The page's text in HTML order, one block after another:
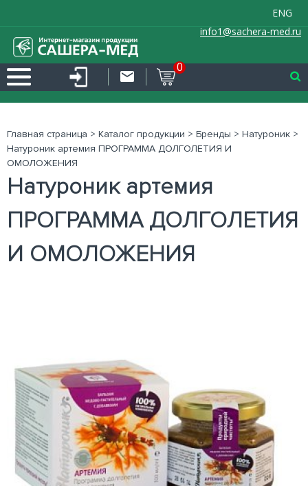
ENG
info1@sachera-med.ru
0
Главная страница > Каталог продукции > Бренды > Натуроник >
Натуроник артемия ПРОГРАММА ДОЛГОЛЕТИЯ И
ОМОЛОЖЕНИЯ
Натуроник артемия
ПРОГРАММА ДОЛГОЛЕТИЯ
И ОМОЛОЖЕНИЯ